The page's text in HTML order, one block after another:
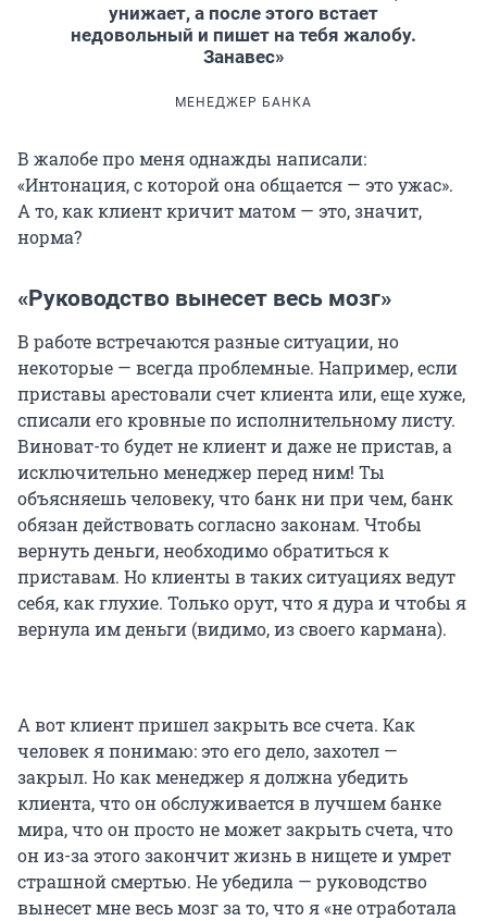
унижает, а после этого встает
недовольный и пишет на тебя жалобу.
Занавес»
МЕНЕДЖЕР БАНКА
В жалобе про меня однажды написали:
«Интонация, с которой она общается — это ужас».
А то, как клиент кричит матом — это, значит,
норма?
«Руководство вынесет весь мозг»
В работе встречаются разные ситуации, но
некоторые — всегда проблемные. Например, если
приставы арестовали счет клиента или, еще хуже,
списали его кровные по исполнительному листу.
Виноват-то будет не клиент и даже не пристав, а
исключительно менеджер перед ним! Ты
объясняешь человеку, что банк ни при чем, банк
обязан действовать согласно законам. Чтобы
вернуть деньги, необходимо обратиться к
приставам. Но клиенты в таких ситуациях ведут
себя, как глухие. Только орут, что я дура и чтобы я
вернула им деньги (видимо, из своего кармана).
А вот клиент пришел закрыть все счета. Как
человек я понимаю: это его дело, захотел —
закрыл. Но как менеджер я должна убедить
клиента, что он обслуживается в лучшем банке
мира, что он просто не может закрыть счета, что
он из-за этого закончит жизнь в нищете и умрет
страшной смертью. Не убедила — руководство
вынесет мне весь мозг за то, что я «не отработала